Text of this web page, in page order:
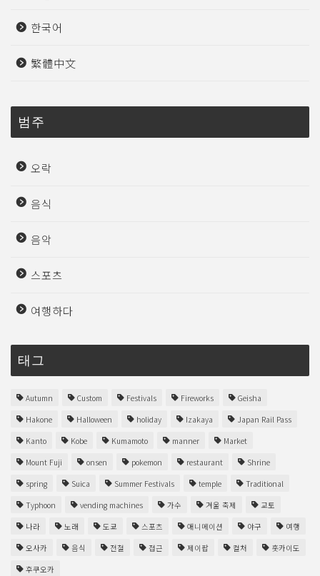
한국어
繁體中文
범주
오락
음식
음악
스포츠
여행하다
태그
Autumn Custom Festivals Fireworks
Geisha
Hakone
Halloween holiday Izakaya
Japan Rail Pass
Kanto
Kobe Kumamoto manner
Market
Mount Fuji
onsen pokemon restaurant
Shrine
spring
Suica Summer Festivals temple
Traditional
Typhoon
vending machines 가수 겨울 축제
교토
나라
노래 도쿄 스포츠 애니메이션 야구
여행
오사카
음식 전철 접근 제이팝 컬처
홋카이도
후쿠오카